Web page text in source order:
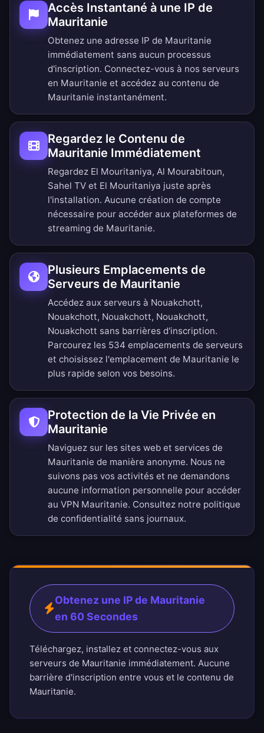
Accès Instantané à une IP de
Mauritanie
Obtenez une adresse IP de Mauritanie
immédiatement sans aucun processus
d'inscription. Connectez-vous à nos serveurs
en Mauritanie et accédez au contenu de
Mauritanie instantanément.
Regardez le Contenu de
Mauritanie Immédiatement
Regardez El Mouritaniya, Al Mourabitoun,
Sahel TV et El Mouritaniya juste après
l'installation. Aucune création de compte
nécessaire pour accéder aux plateformes de
streaming de Mauritanie.
Plusieurs Emplacements de
Serveurs de Mauritanie
Accédez aux serveurs à Nouakchott,
Nouakchott, Nouakchott, Nouakchott,
Nouakchott sans barrières d'inscription.
Parcourez les 534 emplacements de serveurs
et choisissez l'emplacement de Mauritanie le
plus rapide selon vos besoins.
Protection de la Vie Privée en
Mauritanie
Naviguez sur les sites web et services de
Mauritanie de manière anonyme. Nous ne
suivons pas vos activités et ne demandons
aucune information personnelle pour accéder
au VPN Mauritanie. Consultez notre politique
de confidentialité sans journaux.
Obtenez une IP de Mauritanie
en 60 Secondes
Téléchargez, installez et connectez-vous aux
serveurs de Mauritanie immédiatement. Aucune
barrière d'inscription entre vous et le contenu de
Mauritanie.